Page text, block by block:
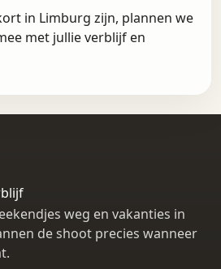
in Limburg zijn, plannen we
met jullie verblijf en
weg en vakanties in
de shoot precies wanneer